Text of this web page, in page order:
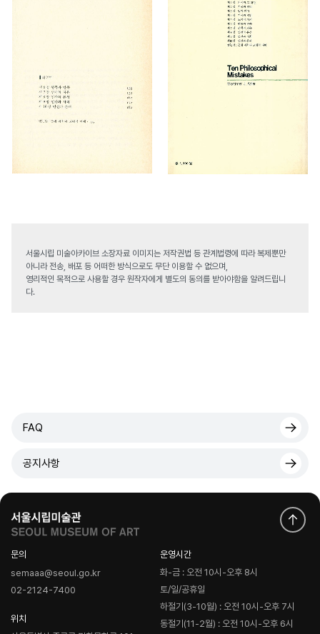
서울시립 미술아카이브 소장자료 이미지는 저작권법 등 관계법령에 따라 복제뿐만
아니라 전송, 배포 등 어떠한 방식으로도 무단 이용할 수 없으며,
영리적인 목적으로 사용할 경우 원작자에게 별도의 동의를 받아야함을 알려드립니
다.
FAQ
공지사항
문의
semaaa@seoul.go.kr
02-2124-7400
위치
운영시간
화-금 : 오전 10시-오후 8시
토/일/공휴일
하절기(3-10월) : 오전 10시-오후 7시
동절기(11-2월) : 오전 10시-오후 6시